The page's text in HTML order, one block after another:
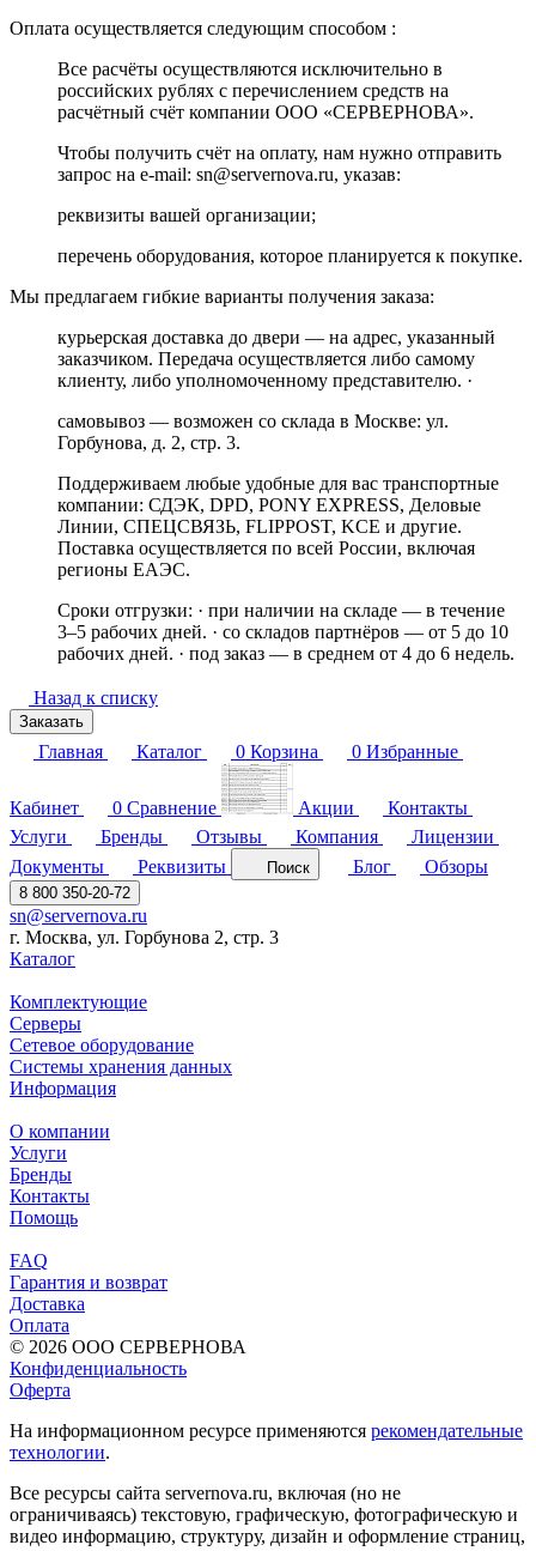
Оплата осуществляется следующим способом :
Все расчёты осуществляются исключительно в
российских рублях с перечислением средств на
расчётный счёт компании ООО «СЕРВЕРНОВА».
Чтобы получить счёт на оплату, нам нужно отправить
запрос на e-mail: sn@servernova.ru, указав:
реквизиты вашей организации;
перечень оборудования, которое планируется к покупке.
Мы предлагаем гибкие варианты получения заказа:
курьерская доставка до двери — на адрес, указанный
заказчиком. Передача осуществляется либо самому
клиенту, либо уполномоченному представителю. ·
самовывоз — возможен со склада в Москве: ул.
Горбунова, д. 2, стр. 3.
Поддерживаем любые удобные для вас транспортные
компании: СДЭК, DPD, PONY EXPRESS, Деловые
Линии, СПЕЦСВЯЗЬ, FLIPPOST, KCE и другие.
Поставка осуществляется по всей России, включая
регионы ЕАЭС.
Сроки отгрузки: · при наличии на складе — в течение
3–5 рабочих дней. · со складов партнёров — от 5 до 10
рабочих дней. · под заказ — в среднем от 4 до 6 недель.
Назад к списку
Заказать
Главная Каталог 0 Корзина 0 Избранные
Кабинет 0 Сравнение Акции
Контакты
Услуги
Бренды Отзывы Компания
Лицензии
Документы
Реквизиты Поиск Блог Обзоры
8 800 350-20-72
sn@servernova.ru
г. Москва, ул. Горбунова 2, стр. 3
Каталог
Комплектующие
Серверы
Сетевое оборудование
Системы хранения данных
Информация
О компании
Услуги
Бренды
Контакты
Помощь
FAQ
Гарантия и возврат
Доставка
Оплата
© 2026 ООО СЕРВЕРНОВА
Конфиденциальность
Оферта
На информационном ресурсе применяются рекомендательные
технологии.
Все ресурсы сайта servernova.ru, включая (но не
ограничиваясь) текстовую, графическую, фотографическую и
видео информацию, структуру, дизайн и оформление страниц,